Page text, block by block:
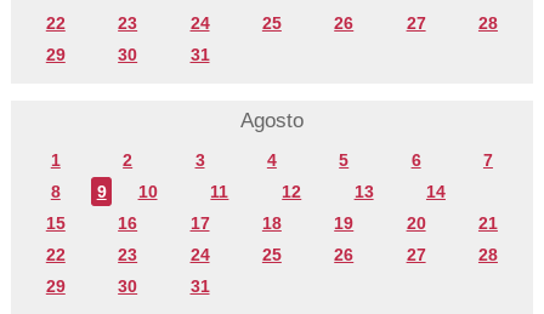
22
23 24 25 26 27
28
29
30 31
Agosto
1 2 3 4 5 6
7
8
9 10 11 12 13
14
15
16 17 18 19 20
21
22
23 24 25 26 27
28
29
30 31